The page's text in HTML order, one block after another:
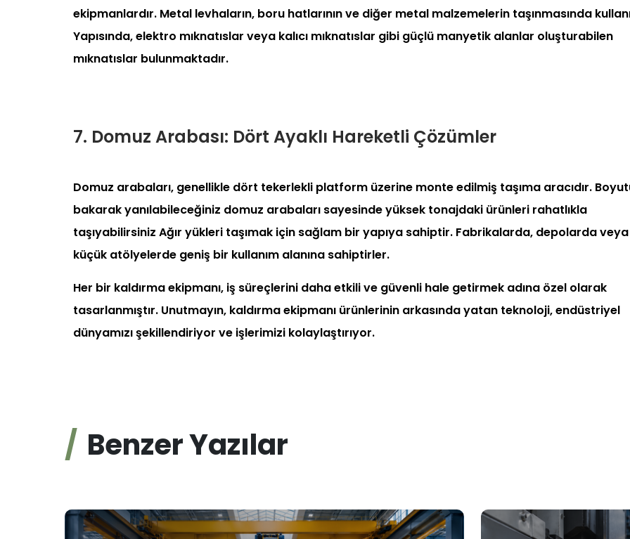
ekipmanlardır. Metal levhaların, boru hatlarının ve diğer metal malzemelerin taşınmasında
Yapısında, elektro mıknatıslar veya kalıcı mıknatıslar gibi güçlü manyetik alanlar oluşturabilen
mıknatıslar bulunmaktadır.
7. Domuz Arabası: Dört Ayaklı Hareketli Çözümler
Domuz arabaları, genellikle dört tekerlekli platform üzerine monte edilmiş taşıma aracıdır.
bakarak yanılabileceğiniz domuz arabaları sayesinde yüksek tonajdaki ürünleri rahatlıkla
taşıyabilirsiniz Ağır yükleri taşımak için sağlam bir yapıya sahiptir. Fabrikalarda, depolarda veya
küçük atölyelerde geniş bir kullanım alanına sahiptirler.
Her bir kaldırma ekipmanı, iş süreçlerini daha etkili ve güvenli hale getirmek adına özel olarak
tasarlanmıştır. Unutmayın, kaldırma ekipmanı ürünlerinin arkasında yatan teknoloji, endüstriyel
dünyamızı şekillendiriyor ve işlerimizi kolaylaştırıyor.
Benzer Yazılar